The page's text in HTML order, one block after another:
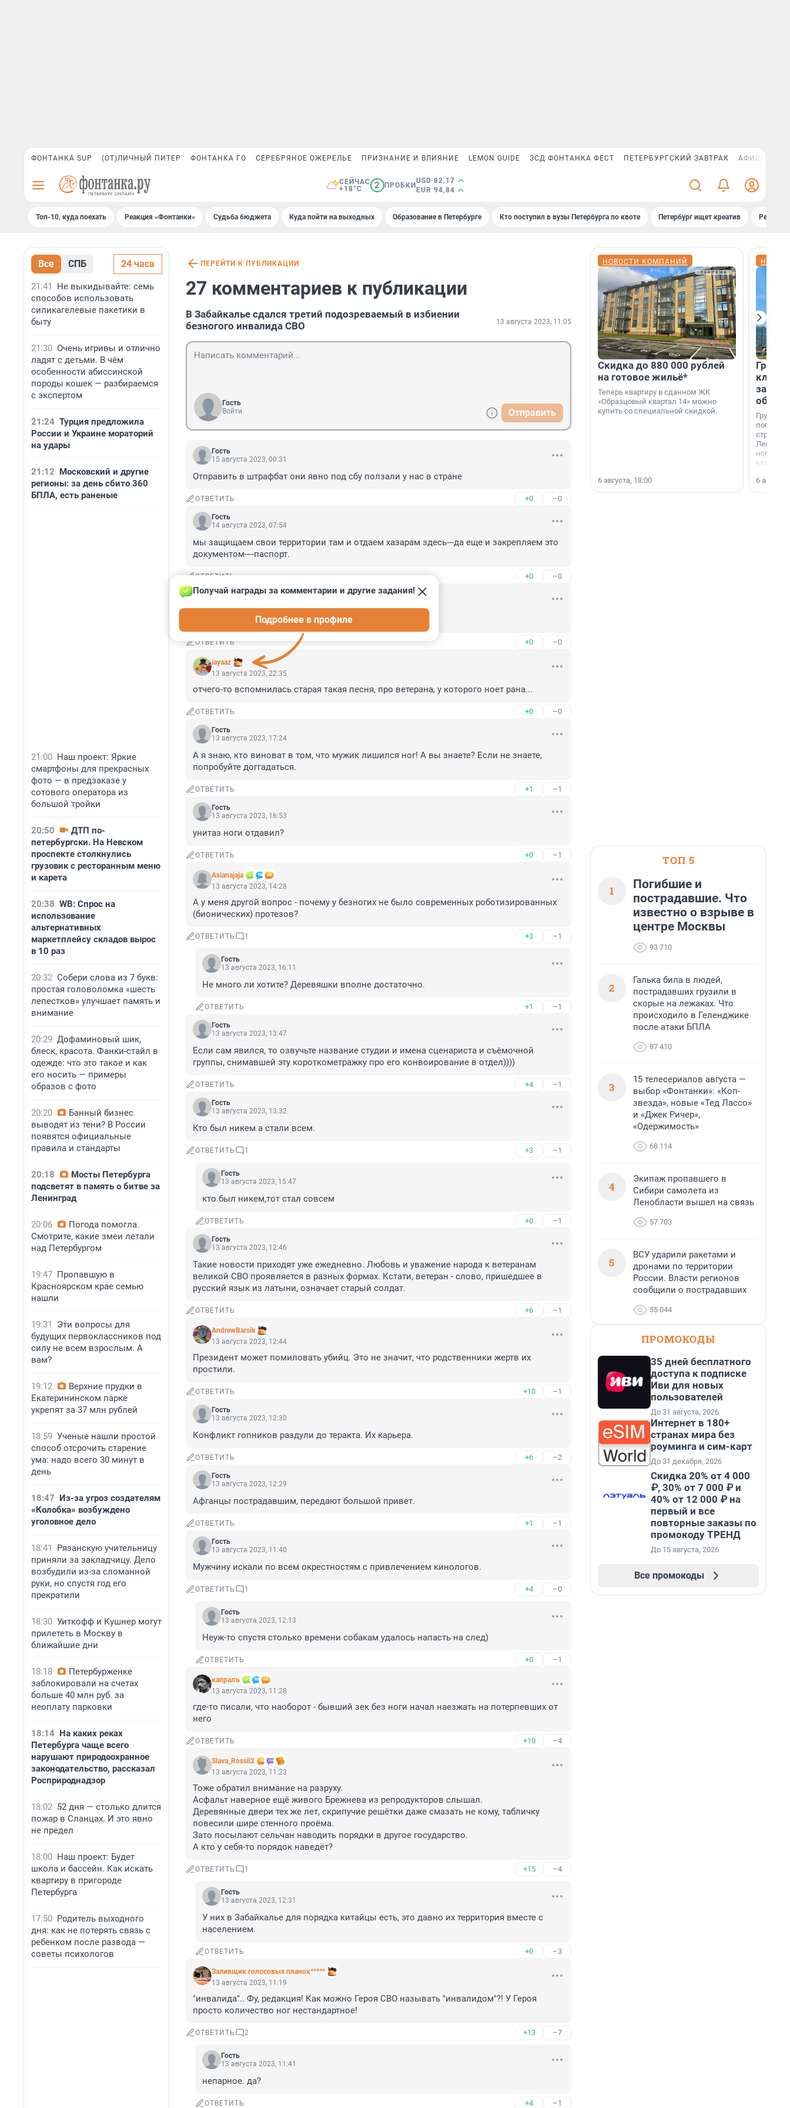
ФОНТАНКА SUP (ОТ)ЛИЧНЫЙ ПИТЕР ФОНТАНКА ГО СЕРЕБРЯНОЕ ОЖЕРЕЛЬЕ ПРИЗНАНИЕ И ВЛИЯНИЕ LEMON GUIDE ЗСД ФОНТАНКА ФЕСТ ПЕТЕРБУРГСКИЙ ЗАВТРАК АФИША PLUS
СЕЙЧАС
+18°C
2 ПРОБКИ
USD 82,17
EUR 94,84
Топ-10, куда поехать Реакция «Фонтанки» Судьба бюджета Куда пойти на выходных Образование в Петербурге Кто поступил в вузы Петербурга по квоте Петербург ищет креатив
Все СПБ 24 часа
21:41
Не выкидывайте: семь
способов использовать
силикагелевые пакетики в
быту
21:30 Очень игривы и отлично
ладят с детьми. В чём
особенности абиссинской
породы кошек — разбираемся
с экспертом
21:24 Турция предложила
России и Украине мораторий
на удары
21:12 Московский и другие
регионы: за день сбито 360
БПЛА, есть раненые
21:00 Наш проект: Яркие
смартфоны для прекрасных
фото — в предзаказе у
сотового оператора из
большой тройки
20:50
ДТП по-
петербургски. На Невском
проспекте столкнулись
грузовик с ресторанным меню
и карета
20:38 WB: Спрос на
использование
альтернативных
маркетплейсу складов вырос
в 10 раз
20:32 Собери слова из 7 букв:
простая головоломка «шесть
лепестков» улучшает память и
внимание
20:29 Дофаминовый шик,
блеск, красота. Фанки-стайл в
одежде: что это такое и как
его носить — примеры
образов с фото
20:20
Банный бизнес
выводят из тени? В России
появятся официальные
правила и стандарты
20:18
Мосты Петербурга
подсветят в память о битве за
Ленинград
20:06
Погода помогла.
Смотрите, какие змеи летали
над Петербургом
19:47 Пропавшую в
Красноярском крае семью
нашли
19:31
Эти вопросы для
будущих первоклассников под
силу не всем взрослым. А
вам?
19:12
Верхние прудки в
Екатерининском парке
укрепят за 37 млн рублей
18:59 Ученые нашли простой
способ отсрочить старение
ума: надо всего 30 минут в
день
18:47 Из-за угроз создателям
«Колобка» возбуждено
уголовное дело
18:41
Рязанскую учительницу
приняли за закладчицу. Дело
возбудили из-за сломанной
руки, но спустя год его
прекратили
18:30 Уиткофф и Кушнер могут
прилететь в Москву в
ближайшие дни
18:18
Петербурженке
заблокировали на счетах
больше 40 млн руб. за
неоплату парковки
18:14 На каких реках
Петербурга чаще всего
нарушают природоохранное
законодательство, рассказал
Росприроднадзор
18:02 52 дня — столько длится
пожар в Сланцах. И это явно
не предел
18:00 Наш проект: Будет
школа и бассейн. Как искать
квартиру в пригороде
Петербурга
17:50 Родитель выходного
дня: как не потерять связь с
ребенком после развода —
советы психологов
ПЕРЕЙТИ К ПУБЛИКАЦИИ
27 комментариев к публикации
В Забайкалье сдался третий подозреваемый в избиении
безногого инвалида СВО
13 августа 2023, 11:05
Гость
Войти
Отправить
Гость
15 августа 2023, 00:31
Отправить в штрафбат они явно под сбу ползали у нас в стране
ОТВЕТИТЬ +0 –0
Гость
14 августа 2023, 07:54
мы защищаем свои территории там и отдаем хазарам здесь---да еще и закрепляем это
документом----паспорт.
ОТВЕТИТЬ +0 –0
Гость
Хоть кто-то понял, что с Zиганушками надо делать.
ОТВЕТИТЬ +0 –0
iayaaz
Получай награды за комментарии и другие задания!
Подробнее в профиле
13 августа 2023, 22:35
отчего-то вспомнилась старая такая песня, про ветерана, у которого ноет рана...
ОТВЕТИТЬ +0 –0
Гость
13 августа 2023, 17:24
А я знаю, кто виноват в том, что мужик лишился ног! А вы знаете? Если не знаете,
попробуйте доггадаться.
ОТВЕТИТЬ +1 –1
Гость
13 августа 2023, 16:53
унитаз ноги отдавил?
ОТВЕТИТЬ +0 –1
Asianajaja
13 августа 2023, 14:28
А у меня другой вопрос - почему у безногих не было современных роботизированных
(бионических) протезов?
ОТВЕТИТЬ 1 +3 –1
Гость
13 августа 2023, 16:11
Не много ли хотите? Деревяшки вполне достаточно.
ОТВЕТИТЬ +1 –1
Гость
13 августа 2023, 13:47
Если сам явился, то озвучьте название студии и имена сценариста и съёмочной
группы, снимавшей эту короткометражку про его конвоирование в отдел))))
ОТВЕТИТЬ +4 –1
Гость
13 августа 2023, 13:32
Кто был никем а стали всем.
ОТВЕТИТЬ 1 +3 –1
Гость
13 августа 2023, 15:47
кто был никем,тот стал совсем
ОТВЕТИТЬ +0 –1
Гость
13 августа 2023, 12:46
Такие новости приходят уже ежедневно. Любовь и уважение народа к ветеранам
великой СВО проявляется в разных формах. Кстати, ветеран - слово, пришедшее в
русский язык из латыни, означает старый солдат.
ОТВЕТИТЬ +6 –1
AndrewBarsik
13 августа 2023, 12:44
Президент может помиловать убийц. Это не значит, что родственники жертв их
простили.
ОТВЕТИТЬ +10 –1
Гость
13 августа 2023, 12:30
Конфликт гопников раздули до теракта. Их карьера.
ОТВЕТИТЬ +6 –2
Гость
13 августа 2023, 12:29
Афганцы пострадавшим, передают большой привет.
ОТВЕТИТЬ +1 –1
Гость
13 августа 2023, 11:40
Мужчину искали по всем окрестностям с привлечением кинологов.
ОТВЕТИТЬ 1 +4 –0
Гость
13 августа 2023, 12:13
Неуж-то спустя столько времени собакам удалось напасть на след)
ОТВЕТИТЬ +0 –1
капралъ
13 августа 2023, 11:28
где-то писали, что наоборот - бывший зек без ноги начал наезжать на потерпевших от
него
ОТВЕТИТЬ +10 –4
Slava_Rossii2
13 августа 2023, 11:23
Тоже обратил внимание на разруху.
Асфальт наверное ещё живого Брежнева из репродукторов слышал.
Деревянные двери тех же лет, скрипучие решётки даже смазать не кому, табличку
повесили шире стенного проёма.
Зато посылают сельчан наводить порядки в другое государство.
А кто у себя-то порядок наведёт?
ОТВЕТИТЬ 1 +15 –4
Гость
13 августа 2023, 12:31
У них в Забайкалье для порядка китайцы есть, это давно их территория вместе с
населением.
ОТВЕТИТЬ +0 –3
Заливщик голосовых планок*****
13 августа 2023, 11:19
"инвалида".. Фу, редакция! Как можно Героя СВО называть "инвалидом"?! У Героя
просто количество ног нестандартное!
ОТВЕТИТЬ 2 +13 –7
Гость
13 августа 2023, 11:41
непарное. да?
ОТВЕТИТЬ +4 –1
НОВОСТИ КОМПАНИЙ
Скидка до 880 000 рублей
на готовое жильё*
Теперь квартиру в сданном ЖК
«Образцовый квартал 14» можно
купить со специальной скидкой.
6 августа, 18:00
Группа
области».
6
ТОП 5
1
Погибшие и
пострадавшие. Что
известно о взрыве в
центре Москвы
93 710
2
Галька била в людей,
пострадавших грузили в
скорые на лежаках. Что
происходило в Геленджике
после атаки БПЛА
87 410
3
15 телесериалов августа —
выбор «Фонтанки»: «Коп-
звезда», новые «Тед Лассо»
и «Джек Ричер»,
«Одержимость»
68 114
4
Экипаж пропавшего в
Сибири самолета из
Ленобласти вышел на связь
57 703
5
ВСУ ударили ракетами и
дронами по территории
России. Власти регионов
сообщили о пострадавших
55 044
ПРОМОКОДЫ
35 дней бесплатного
доступа к подписке
Иви для новых
пользователей
До 31 августа, 2026
Интернет в 180+
странах мира без
роуминга и сим-карт
До 31 декабря, 2026
Скидка 20% от 4 000
₽, 30% от 7 000 ₽ и
40% от 12 000 ₽ на
первый и все
повторные заказы по
промокоду ТРЕНД
До 15 августа, 2026
Все промокоды